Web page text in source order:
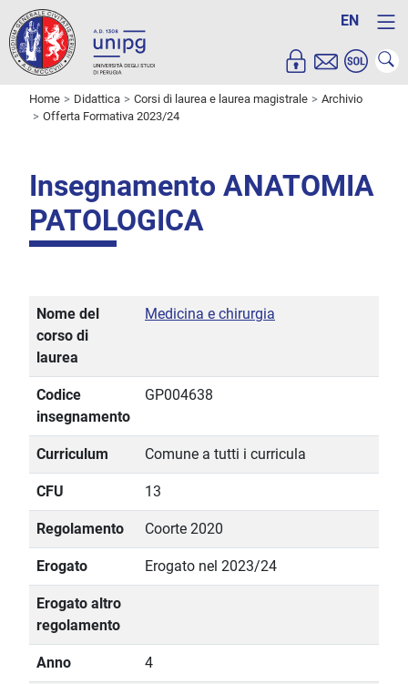
EN
Home Didattica Corsi di laurea e laurea magistrale
Archivio
Offerta Formativa 2023/24
Insegnamento ANATOMIA
PATOLOGICA
Nome del
corso di
laurea
Medicina e chirurgia
Codice
insegnamento
GP004638
Curriculum Comune a tutti i curricula
CFU 13
Regolamento Coorte 2020
Erogato Erogato nel 2023/24
Erogato altro
regolamento
Anno 4